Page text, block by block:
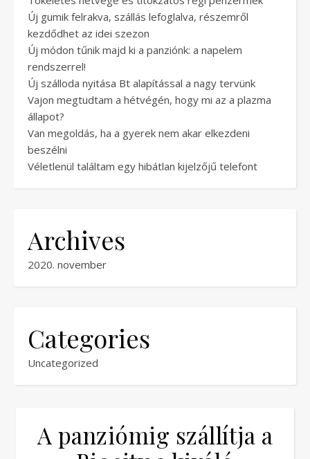
Új gumik felrakva, szállás lefoglalva, részemről
kezdődhet az idei szezon
Új módon tűnik majd ki a panziónk: a napelem
rendszerrel!
Új szálloda nyitása Bt alapítással a nagy tervünk
Vajon megtudtam a hétvégén, hogy mi az a plazma
állapot?
Van megoldás, ha a gyerek nem akar elkezdeni
beszélni
Véletlenül találtam egy hibátlan kijelzőjű telefont
Archives
2020. november
Categories
Uncategorized
A panziómig szállítja a